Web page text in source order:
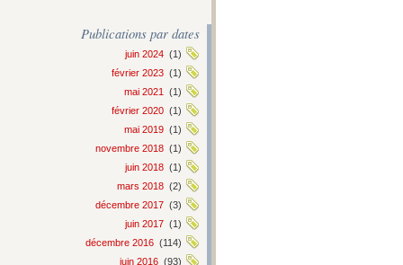
Publications par dates
juin 2024 (1)
février 2023 (1)
mai 2021
(1)
février 2020 (1)
mai 2019 (1)
novembre 2018 (1)
juin 2018 (1)
mars 2018 (2)
décembre 2017 (3)
juin 2017 (1)
décembre 2016 (114)
juin 2016 (93)